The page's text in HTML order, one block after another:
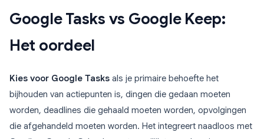
Google Tasks vs Google Keep:
Het oordeel
Kies voor Google Tasks als je primaire behoefte het
bijhouden van actiepunten is, dingen die gedaan moeten
worden, deadlines die gehaald moeten worden, opvolgingen
die afgehandeld moeten worden. Het integreert naadloos met